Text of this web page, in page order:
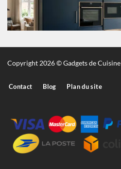
Copyright 2026 © Gadgets de Cuisine
Contact Blog Plan du site